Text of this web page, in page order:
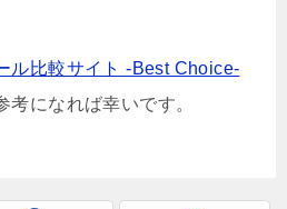
ル比較サイト -Best Choice-
考になれば幸いです。